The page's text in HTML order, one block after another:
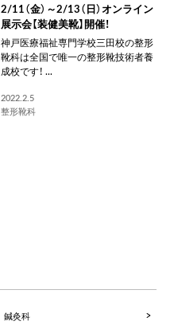
2/11（金）～2/13（日）オンライン
展示会【装健美靴】開催！
神戸医療福祉専門学校三田校の整形
靴科は全国で唯一の整形靴技術者養
成校です！ ...
2022.2.5
整形靴科
鍼灸科